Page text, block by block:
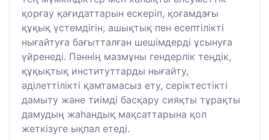
қорғау қағидаттарын ескеріп, қоғамдағы
құқық үстемдігін, ашықтық пен есептілікті
нығайтуға бағытталған шешімдерді ұсынуға
үйренеді. Пәннің мазмұны гендерлік теңдік,
құқықтық институттарды нығайту,
әділеттілікті қамтамасыз ету, серіктестікті
дамыту және тиімді басқару сияқты тұрақты
дамудың жаһандық мақсаттарына қол
жеткізуге ықпал етеді.